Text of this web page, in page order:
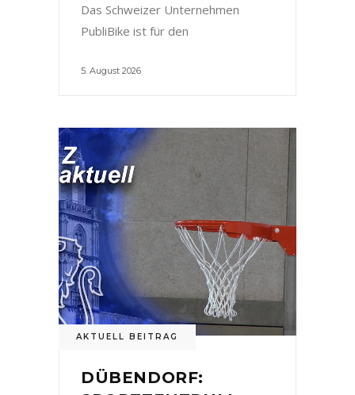
Das Schweizer Unternehmen
PubliBike ist für den
5. August 2026
AKTUELL BEITRAG
DÜBENDORF: